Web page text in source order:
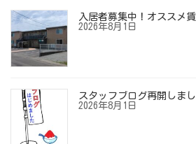
入居者募集中！オススメ
2026年8月1日
スタッフブログ再開しまし
2026年8月1日